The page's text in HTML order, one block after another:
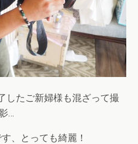
したご新婦様も混ざって撮
…
、とっても綺麗！